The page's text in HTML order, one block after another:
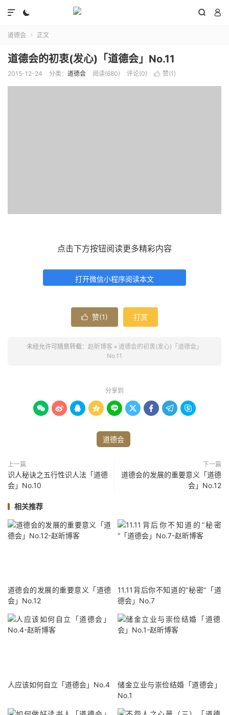
  

道德会  正文
道德会的初衷(发心)「道德会」No.11
2015-12-24 分类： 道德会 阅读(680) 评论(0)  赞(1 )
点击下方按钮阅读更多精彩内容
打开微信小程序阅读本文
 赞(1) 打赏
未经允许可随意转载： 赵昕博客 » 道德会的初衷(发心)「道德会」
No.11
分享到
        
道德会
上一篇
识人秘诀之五行性识人法「道德
会」No.10
下一篇
道德会的发展的重要意义「道德
会」No.12
相关推荐
道德会的发展的重要意义「道德
会」No.12
11.11背后你不知道的”秘密“「道
德会」No.7
人应该如何自立「道德会」No.4
储金立业与崇俭结婚「道德会」
No.1